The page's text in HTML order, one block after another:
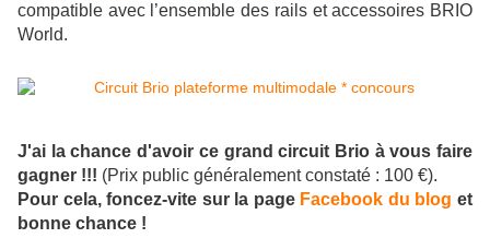
compatible avec l’ensemble des rails et accessoires BRIO
World.
J'ai la chance d'avoir ce grand circuit Brio à vous faire
gagner !!! (Prix public généralement constaté : 100 €).
Pour cela, foncez-vite sur la page Facebook du blog et
bonne chance !